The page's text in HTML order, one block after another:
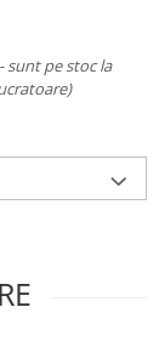
sunt pe stoc la